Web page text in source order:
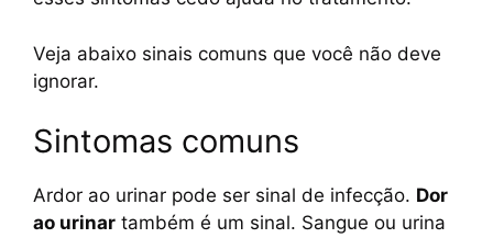
Veja abaixo sinais comuns que você não deve
ignorar.
Sintomas comuns
Ardor ao urinar pode ser sinal de infecção. Dor
ao urinar também é um sinal. Sangue ou urina